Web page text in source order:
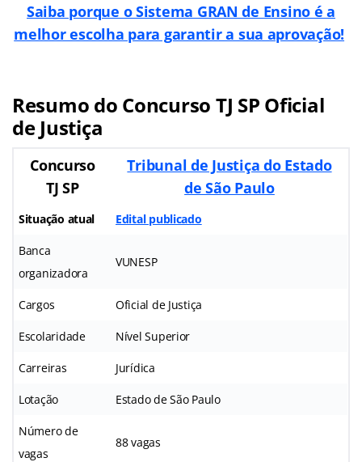
Saiba porque o Sistema GRAN de Ensino é a
melhor escolha para garantir a sua aprovação!
Resumo do Concurso TJ SP Oficial
de Justiça
Concurso
TJ SP
Tribunal de Justiça do Estado
de São Paulo
Situação atual Edital publicado
Banca
organizadora
VUNESP
Cargos Oficial de Justiça
Escolaridade Nível Superior
Carreiras Jurídica
Lotação Estado de São Paulo
Número de
vagas
88 vagas